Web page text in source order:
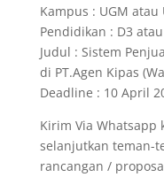
Kampus : UGM
Pendidikan : D3
Judul : Sistem
di PT.Agen Kipas
Deadline : 10 April
Kirim Via Whatsapp
selanjutkan teman-
rancangan /